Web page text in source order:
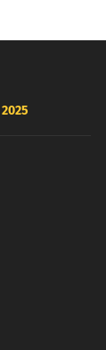
2025